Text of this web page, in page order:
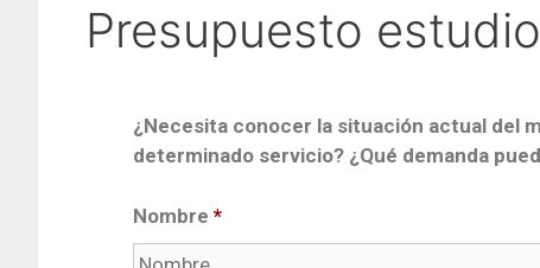
Presupuesto
¿Necesita conocer la situación actual del
determinado servicio? ¿Qué demanda
Nombre *